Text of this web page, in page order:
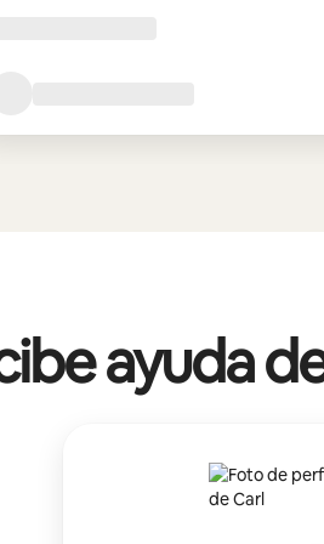
ayuda